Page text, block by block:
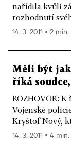
nařídila kvůli
rozhodnutí
14. 3. 2011 ▪ 2
Měli být
říká
ROZHOVOR:
Vojenské
Kryštof Nový,
14. 3. 2011 ▪ 4